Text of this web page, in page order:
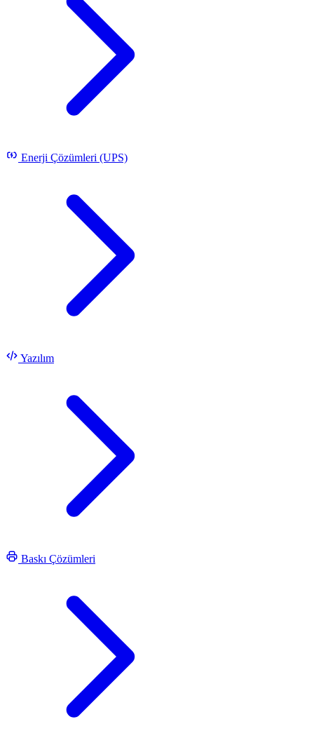
Enerji Çözümleri (UPS)
Yazılım
Baskı Çözümleri